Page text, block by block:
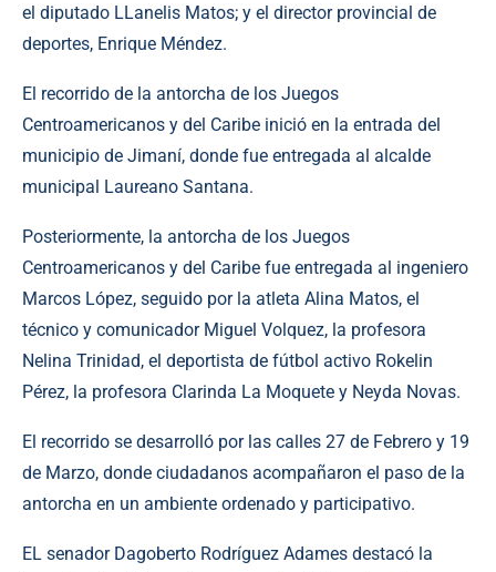
el diputado LLanelis Matos; y el director provincial de
deportes, Enrique Méndez.
El recorrido de la antorcha de los Juegos
Centroamericanos y del Caribe inició en la entrada del
municipio de Jimaní, donde fue entregada al alcalde
municipal Laureano Santana.
Posteriormente, la antorcha de los Juegos
Centroamericanos y del Caribe fue entregada al ingeniero
Marcos López, seguido por la atleta Alina Matos, el
técnico y comunicador Miguel Volquez, la profesora
Nelina Trinidad, el deportista de fútbol activo Rokelin
Pérez, la profesora Clarinda La Moquete y Neyda Novas.
El recorrido se desarrolló por las calles 27 de Febrero y 19
de Marzo, donde ciudadanos acompañaron el paso de la
antorcha en un ambiente ordenado y participativo.
EL senador Dagoberto Rodríguez Adames destacó la